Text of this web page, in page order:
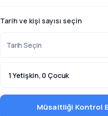
Tarih ve kişi sayısı seçin
1 Yetişkin, 0 Çocuk
Müsaitliği Kontrol